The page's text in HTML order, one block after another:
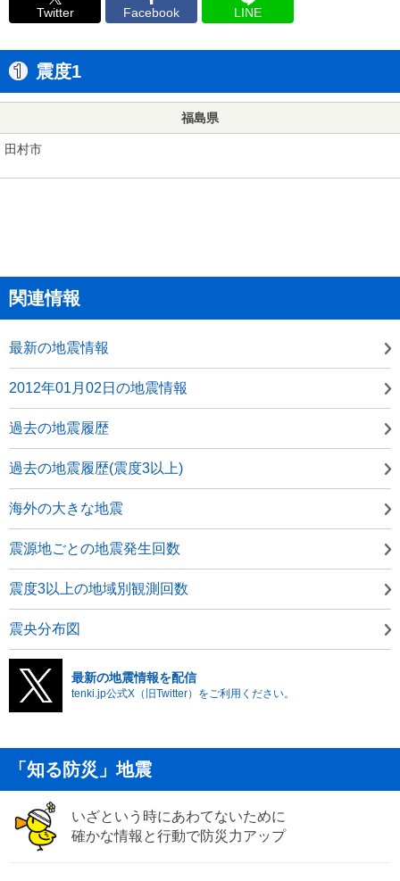
Twitter Facebook LINE
震度1
福島県
田村市
関連情報
最新の地震情報
2012年01月02日の地震情報
過去の地震履歴
過去の地震履歴(震度3以上)
海外の大きな地震
震源地ごとの地震発生回数
震度3以上の地域別観測回数
震央分布図
最新の地震情報を配信
tenki.jp公式X（旧Twitter）をご利用ください。
「知る防災」地震
いざという時にあわてないために
確かな情報と行動で防災力アップ